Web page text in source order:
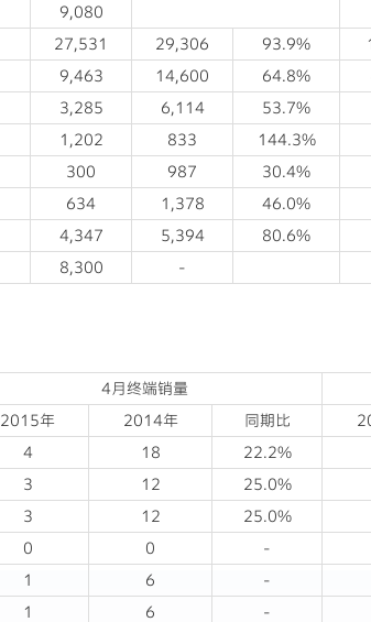
9,080
27,531 29,306 93.9%
9,463 14,600 64.8%
3,285 6,114 53.7%
1,202 833 144.3%
300 987 30.4%
634 1,378 46.0%
4,347 5,394 80.6%
8,300 -
4月终端销量
2015年
2014年 同期比
4 18 22.2%
3 12 25.0%
3 12 25.0%
0 0 -
1 6 -
1 6 -